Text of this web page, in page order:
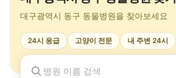
대구광역시 동구 동물병원을 찾아보세요
24시 응급 고양이 전문 내 주변 24시